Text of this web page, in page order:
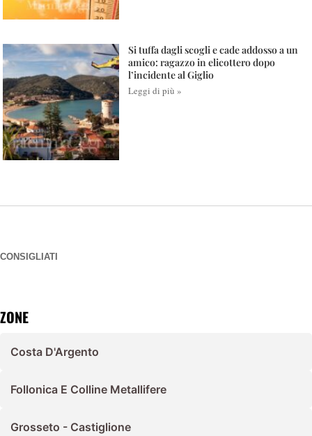
Si tuffa dagli scogli e cade addosso a un
amico: ragazzo in elicottero dopo
l’incidente al Giglio
Leggi di più »
CONSIGLIATI
ZONE
Costa D'Argento
Follonica E Colline Metallifere
Grosseto - Castiglione